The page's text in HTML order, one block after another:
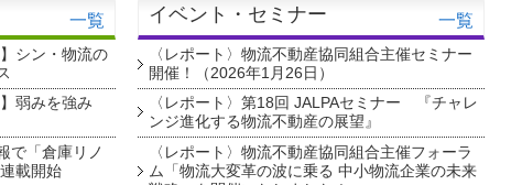
一覧
シン・物流の
弱みを強み
で「倉庫リノ
載開始
イベント・セミナー 一覧
〈レポート〉物流不動産協同組合主催セミナー
開催！（2026年1月26日）
〈レポート〉第18回 JALPAセミナー 『チャレ
ンジ進化する物流不動産の展望』
〈レポート〉物流不動産協同組合主催フォーラ
ム「物流大変革の波に乗る 中小物流企業の未来